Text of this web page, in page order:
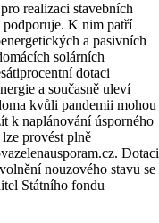
realizaci stavebních
podporuje. K nim patří
a pasivních
solárních
dotaci
a současně uleví
kvůli pandemii mohou
k naplánování úsporného
provést plně
Dotaci
nouzového stavu se
Státního fondu